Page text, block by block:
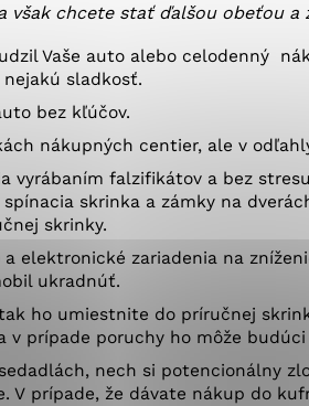
však chcete stať ďalšou obeťou a
Vaše auto alebo celodenný
sladkosť.
bez kľúčov.
nákupných centier, ale v
vyrábaním falzifikátov a bez
skrinka a zámky na
skrinky.
elektronické zariadenia na
ukradnúť.
ho umiestnite do príručnej
v prípade poruchy ho môže
nech si potencionálny
prípade, že dávate nákup do
urobiť webové stránky
a prístup k zabezpečeným
Všetky dáta sa zbierajú
Viac informácií